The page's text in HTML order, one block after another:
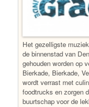
Het gezelligste
de binnenstad van
gehouden worden op
Bierkade, Bierkade,
wordt verrast met
foodtrucks en zorgen
buurtschap voor de